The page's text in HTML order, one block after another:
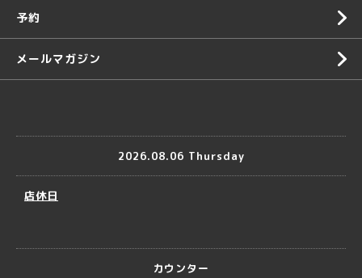
予約
メールマガジン
2026.08.06 Thursday
店休日
カウンター